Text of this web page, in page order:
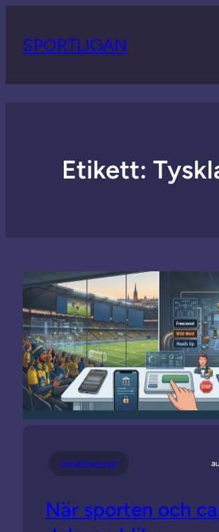
SPORTLIGAN
Etikett:
Uncategorized
När sporten och